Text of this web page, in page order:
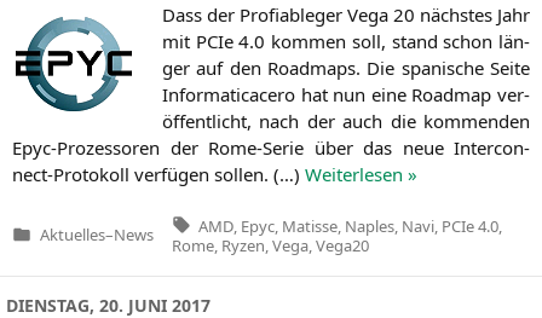
Dass der Pro­fia­ble­ger Vega 20 nächs­tes Jahr
mit PCIe 4.0 kom­men soll, stand schon län­
ger auf den Road­maps. Die spa­ni­sche Sei­te
Infor­ma­ti­ca­ce­ro hat nun eine Road­map ver­
öf­fent­licht, nach der auch die kom­men­den
Epyc-Pro­zes­so­ren der Rome-Serie über das neue Inter­con­
nect-Pro­to­koll ver­fü­gen sol­len. (…) Wei­ter­le­sen »
Veröffentlicht
Aktuelles–News
Tags:
AMD Epyc Matisse Naples Navi PCIe 4.0
Rome, Ryzen Vega, Vega20
DIENSTAG, 20. JUNI 2017